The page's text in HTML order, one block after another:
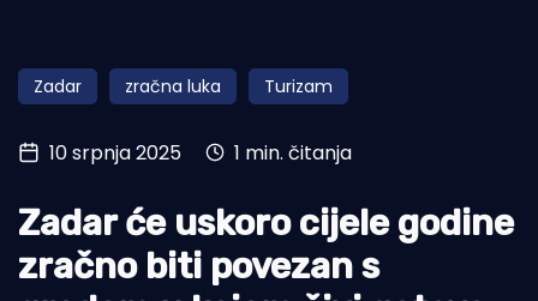
Obala
Otoci
Turizam i nautika
Pomorstvo
Ribolov
Zadar zračna luka Turizam
10 srpnja 2025 1 min. čitanja
Zadar će uskoro cijele godine
zračno biti povezan s